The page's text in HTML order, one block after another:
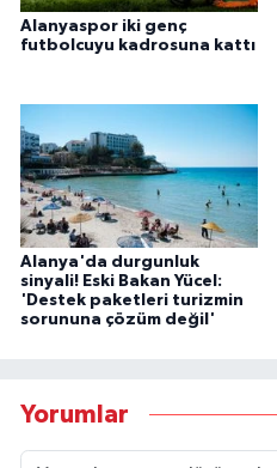
Alanyaspor iki genç
futbolcuyu kadrosuna kattı
Alanya'da durgunluk
sinyali! Eski Bakan Yücel:
'Destek paketleri turizmin
sorununa çözüm değil'
Yorumlar